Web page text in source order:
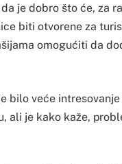
je dobro što će, za
biti otvorene za
omogućiti da
bilo veće
ali je kako kaže,